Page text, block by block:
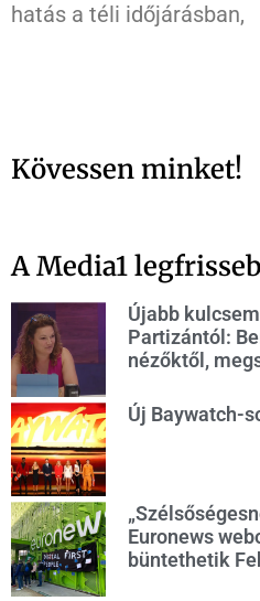
hatás a téli időjárásban,
Kövessen minket!
A Media1
Újabb
Partizántól:
nézőktől,
Új Baywatch-
Euronews
büntethetik